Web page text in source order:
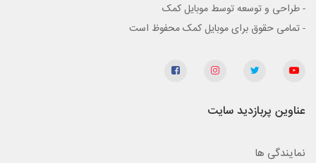
- طراحی و توسعه توسط موبایل کمک
- تمامی حقوق برای موبایل کمک محفوظ است
عناوین پربازدید سایت
نمایندگی ها